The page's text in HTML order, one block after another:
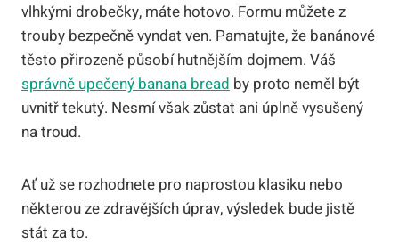
vlhkými drobečky, máte hotovo. Formu můžete z
trouby bezpečně vyndat ven. Pamatujte, že banánové
těsto přirozeně působí hutnějším dojmem. Váš
správně upečený banana bread by proto neměl být
uvnitř tekutý. Nesmí však zůstat ani úplně vysušený
na troud.
Ať už se rozhodnete pro naprostou klasiku nebo
některou ze zdravějších úprav, výsledek bude jistě
stát za to.